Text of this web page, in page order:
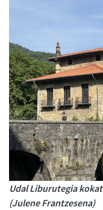
Udal Liburutegia
(Julene Frantzesena)